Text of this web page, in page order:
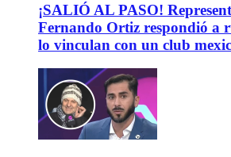
¡SALIÓ AL PASO!
Fernando Ortiz respondió a
lo vinculan con un club